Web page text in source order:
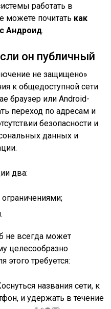
работать в
почитать как
Андроид.
он публичный
не защищено»
к общедоступной сети
браузер или Android-
переход по адресам и
безопасности и
данных и
два:
не всегда может
целесообразно
этого требуется:
названия сети, к
и удержать в течение